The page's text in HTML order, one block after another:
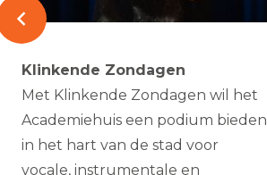
Klinkende Zondagen
Met Klinkende Zondagen wil het
Academiehuis een podium bieden
in het hart van de stad voor
vocale, instrumentale en